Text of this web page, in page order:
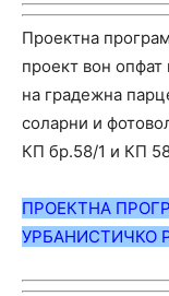
Проектна
проект вон
на градежна
соларни и
КП бр.58/1 и КП
ПРОЕКТНА
УРБАНИСТИЧКО